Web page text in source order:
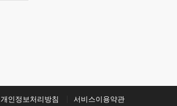
개인정보처리방침 서비스이용약관